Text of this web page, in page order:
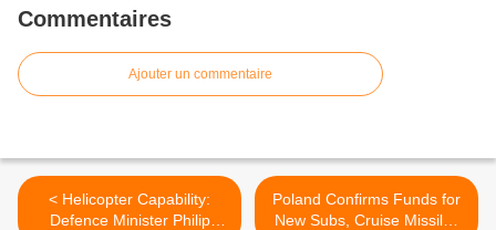
Commentaires
Ajouter un commentaire
< Helicopter Capability:
Defence Minister Philip
Poland Confirms Funds for
New Subs, Cruise Missiles